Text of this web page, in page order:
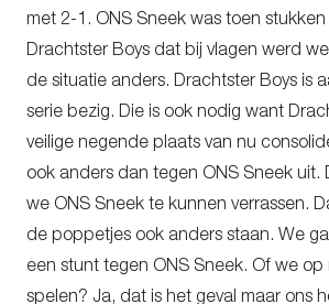
met 2-1. ONS Sneek was toen
Drachtster Boys dat bij vlagen werd
de situatie anders. Drachtster Boys is
serie bezig. Die is ook nodig want
veilige negende plaats van nu
ook anders dan tegen ONS Sneek uit.
we ONS Sneek te kunnen verrassen.
de poppetjes ook anders staan. We
een stunt tegen ONS Sneek. Of we op
spelen? Ja, dat is het geval maar ons